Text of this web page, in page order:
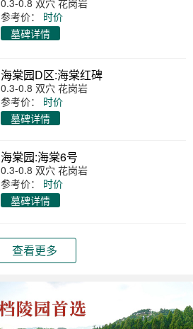
0.3-0.8 双穴 花岗岩
参考价：
时价
墓碑详情
海棠园D区:海棠红碑
0.3-0.8 双穴 花岗岩
参考价：
时价
墓碑详情
海棠园:海棠6号
0.3-0.8 双穴 花岗岩
参考价：
时价
墓碑详情
查看更多